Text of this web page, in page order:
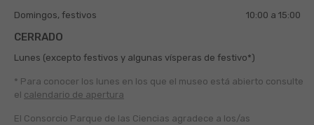
Domingos, festivos 10:00 a 15:00
CERRADO
Lunes (excepto festivos y algunas vísperas de festivo*)
* Para conocer los lunes en los que el museo está abierto consulte
el calendario de apertura
El Consorcio Parque de las Ciencias agradece a los/as